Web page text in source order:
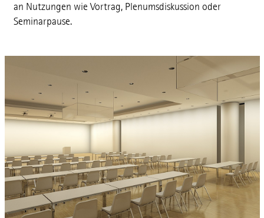
an Nutzungen wie Vortrag, Plenumsdiskussion oder
Seminarpause.